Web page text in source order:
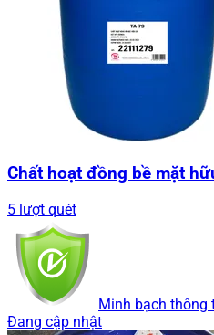
Chất hoạt đồng bề mặt
5 lượt quét
Minh bạch thông
Đang cập nhật